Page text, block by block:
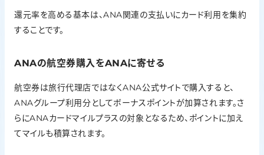
還元率を高める基本は、ANA関連の支払いにカード利用を集約
することです。
ANAの航空券購入をANAに寄せる
航空券は旅行代理店ではなくANA公式サイトで購入すると、
ANAグループ利用分としてボーナスポイントが加算されます。さ
らにANAカードマイルプラスの対象となるため、ポイントに加え
てマイルも積算されます。